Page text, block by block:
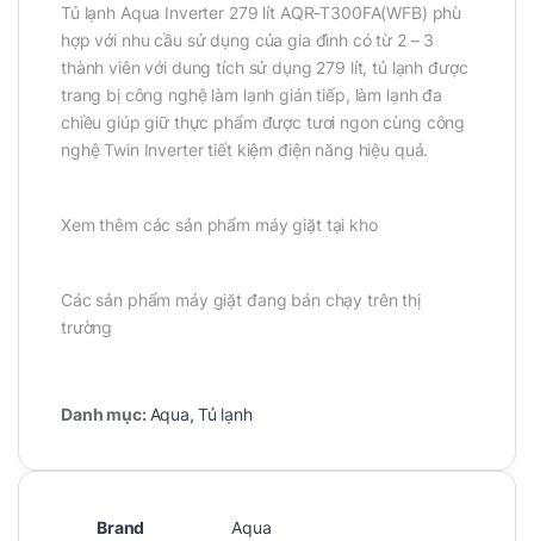
Tủ lạnh Aqua Inverter 279 lít AQR-T300FA(WFB) phù
hợp với nhu cầu sử dụng của gia đình có từ 2 – 3
thành viên với dung tích sử dụng 279 lít, tủ lạnh được
trang bị công nghệ làm lạnh gián tiếp, làm lạnh đa
chiều giúp giữ thực phẩm được tươi ngon cùng công
nghệ Twin Inverter tiết kiệm điện năng hiệu quả.
Xem thêm các sản phẩm máy giặt tại kho
Các sản phẩm máy giặt đang bán chạy trên thị
trường
Danh mục: Aqua, Tủ lạnh
Brand Aqua